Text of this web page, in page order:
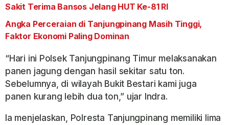
Sakit Terima Bansos Jelang HUT Ke-81 RI
Angka Perceraian di Tanjungpinang Masih Tinggi,
Faktor Ekonomi Paling Dominan
“Hari ini Polsek Tanjungpinang Timur melaksanakan
panen jagung dengan hasil sekitar satu ton.
Sebelumnya, di wilayah Bukit Bestari kami juga
panen kurang lebih dua ton,” ujar Indra.
Ia menjelaskan, Polresta Tanjungpinang memiliki lima